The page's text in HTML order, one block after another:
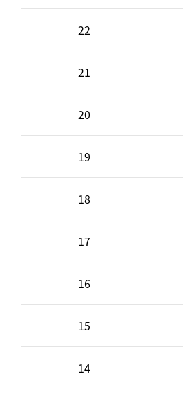
22
21
20
19
18
17
16
15
14